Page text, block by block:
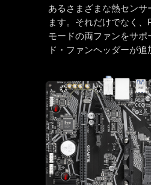
あるさまざまな熱センサ
ます。それだけでなく
モードの両ファンをサポ
ド・ファンヘッダーが追